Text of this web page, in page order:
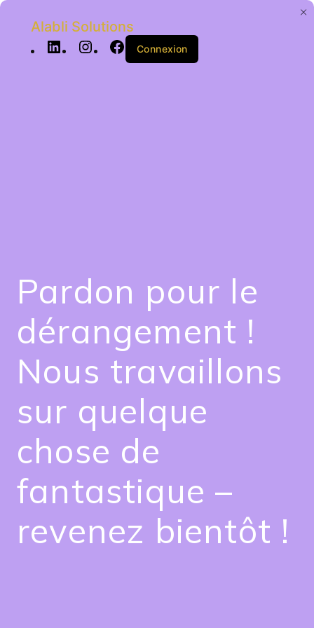
Alabli Solutions
Connexion
Pardon pour le
dérangement !
Nous travaillons
sur quelque
chose de
fantastique –
revenez bientôt !